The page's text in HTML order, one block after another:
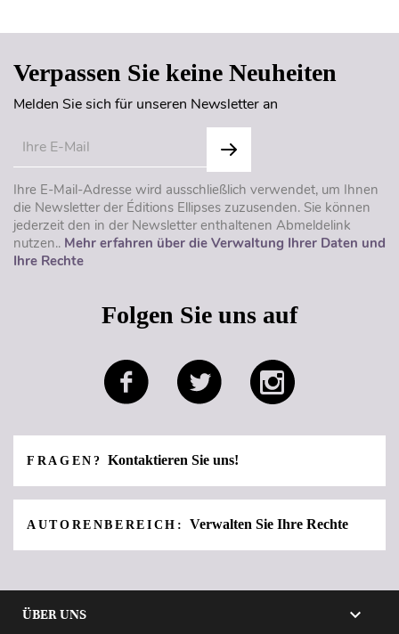
Verpassen Sie keine Neuheiten
Melden Sie sich für unseren Newsletter an
Ihre E-Mail-Adresse wird ausschließlich verwendet, um Ihnen
die Newsletter der Éditions Ellipses zuzusenden. Sie können
jederzeit den in der Newsletter enthaltenen Abmeldelink
nutzen.. Mehr erfahren über die Verwaltung Ihrer Daten und
Ihre Rechte
Folgen Sie uns auf
FRAGEN?Kontaktieren Sie uns!
AUTORENBEREICH: Verwalten Sie Ihre Rechte
ÜBER UNS 